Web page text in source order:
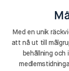
Med en unik
att nå ut till
behållning